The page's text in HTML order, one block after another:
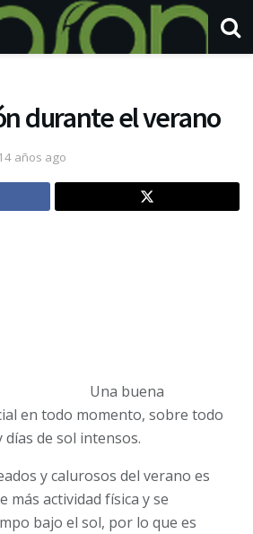
durante el verano
14 años ago
Una buena
en todo momento, sobre todo
de sol intensos.
y calurosos del verano es
más actividad física y se
bajo el sol, por lo que es